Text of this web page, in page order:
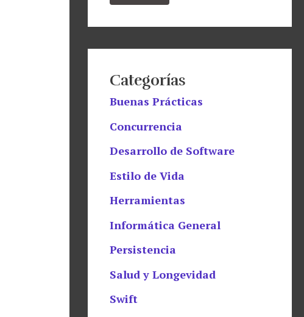
Categorías
Buenas Prácticas
Concurrencia
Desarrollo de Software
Estilo de Vida
Herramientas
Informática General
Persistencia
Salud y Longevidad
Swift